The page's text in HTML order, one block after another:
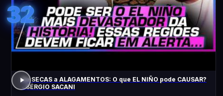
32
De SECAS a ALAGAMENTOS: O que EL NIÑO pode CAUSAR?
- SÉRGIO SACANI